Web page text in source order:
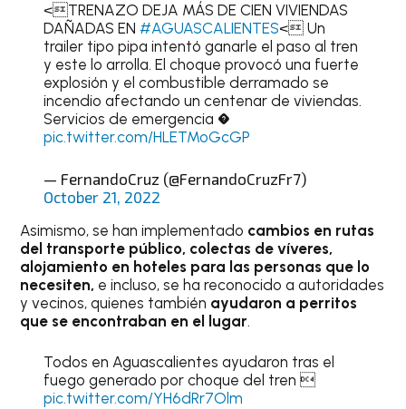
<TRENAZO DEJA MÁS DE CIEN VIVIENDAS
DAÑADAS EN #AGUASCALIENTES< Un
trailer tipo pipa intentó ganarle el paso al tren
y este lo arrolla. El choque provocó una fuerte
explosión y el combustible derramado se
incendio afectando un centenar de viviendas.
Servicios de emergencia �
pic.twitter.com/HLETMoGcGP
— FernandoCruz (@FernandoCruzFr7)
October 21, 2022
Asimismo, se han implementado cambios en rutas
del transporte público, colectas de víveres,
alojamiento en hoteles para las personas que lo
necesiten, e incluso, se ha reconocido a autoridades
y vecinos, quienes también ayudaron a perritos
que se encontraban en el lugar.
Todos en Aguascalientes ayudaron tras el
fuego generado por choque del tren 
pic.twitter.com/YH6dRr7Olm